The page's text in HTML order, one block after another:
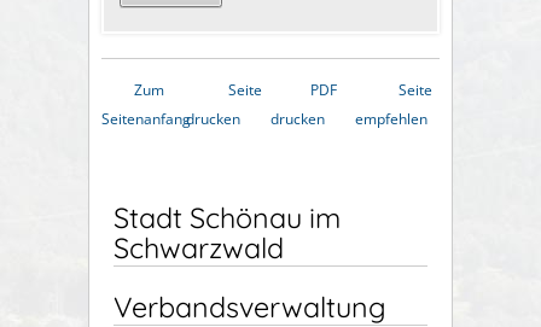
Zum
Seitenanfang
Seite
drucken
PDF
drucken
Seite
empfehlen
Stadt Schönau im
Schwarzwald
Verbandsverwaltung